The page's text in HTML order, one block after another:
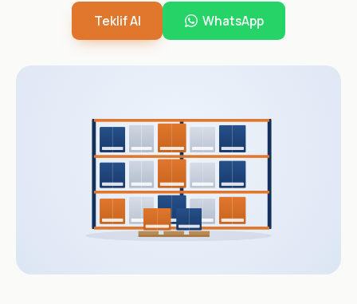
Teklif Al WhatsApp